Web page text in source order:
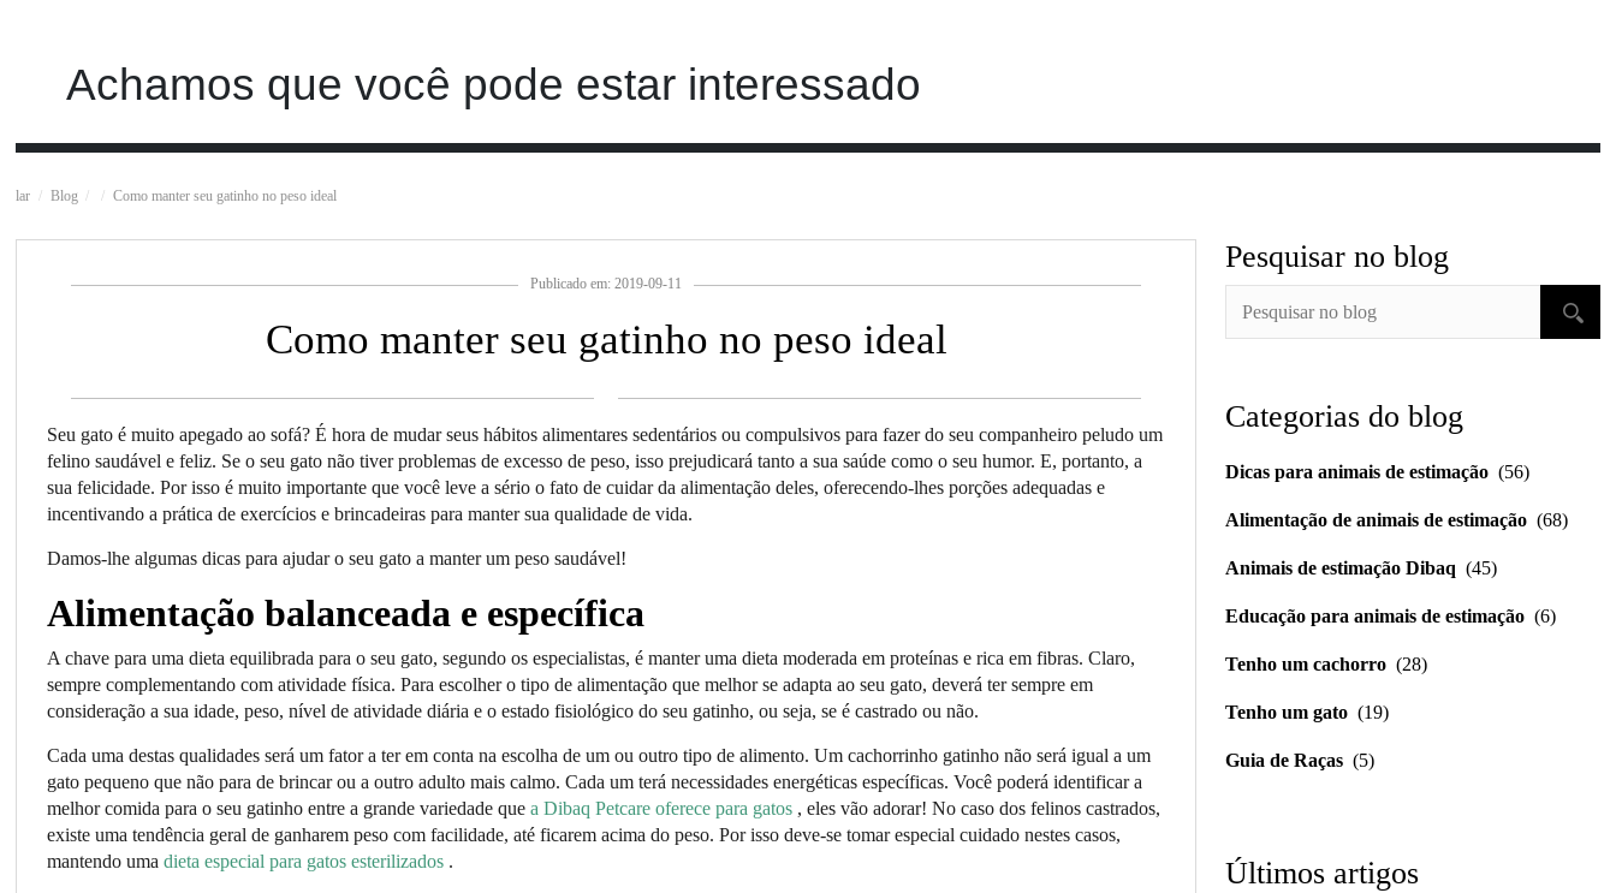
Achamos que você pode estar interessado
lar Blog Como manter seu gatinho no peso ideal
Publicado em: 2019-09-11
Como manter seu gatinho no peso ideal
Seu gato é muito apegado ao sofá? É hora de mudar seus hábitos alimentares sedentários ou compulsivos para fazer do seu companheiro peludo um
felino saudável e feliz. Se o seu gato não tiver problemas de excesso de peso, isso prejudicará tanto a sua saúde como o seu humor. E, portanto, a
sua felicidade. Por isso é muito importante que você leve a sério o fato de cuidar da alimentação deles, oferecendo-lhes porções adequadas e
incentivando a prática de exercícios e brincadeiras para manter sua qualidade de vida.
Damos-lhe algumas dicas para ajudar o seu gato a manter um peso saudável!
Alimentação balanceada e específica
A chave para uma dieta equilibrada para o seu gato, segundo os especialistas, é manter uma dieta moderada em proteínas e rica em fibras. Claro,
sempre complementando com atividade física. Para escolher o tipo de alimentação que melhor se adapta ao seu gato, deverá ter sempre em
consideração a sua idade, peso, nível de atividade diária e o estado fisiológico do seu gatinho, ou seja, se é castrado ou não.
Cada uma destas qualidades será um fator a ter em conta na escolha de um ou outro tipo de alimento. Um cachorrinho gatinho não será igual a um
gato pequeno que não para de brincar ou a outro adulto mais calmo. Cada um terá necessidades energéticas específicas. Você poderá identificar a
melhor comida para o seu gatinho entre a grande variedade quea Dibaq Petcare oferece para gatos , eles vão adorar! No caso dos felinos castrados,
existe uma tendência geral de ganharem peso com facilidade, até ficarem acima do peso. Por isso deve-se tomar especial cuidado nestes casos,
mantendo umadieta especial para gatos esterilizados .
Pesquisar no blog
Categorias do blog
Dicas para animais de estimação (56)
Alimentação de animais de estimação (68)
Animais de estimação Dibaq (45)
Educação para animais de estimação (6)
Tenho um cachorro (28)
Tenho um gato (19)
Guia de Raças (5)
Últimos artigos